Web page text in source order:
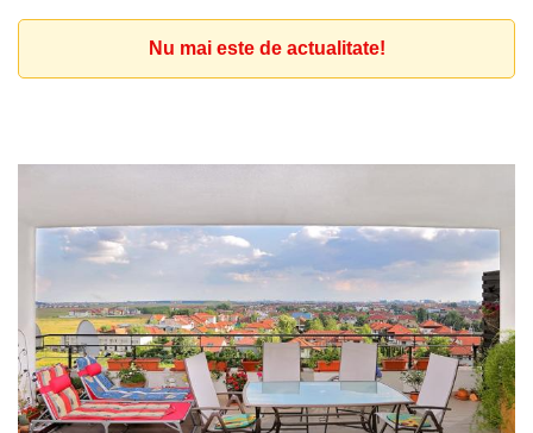
Nu mai este de actualitate!